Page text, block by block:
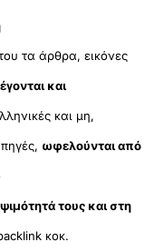
τα άρθρα, εικόνες
και
και μη,
ωφελούνται από
τους και στη
κοκ.